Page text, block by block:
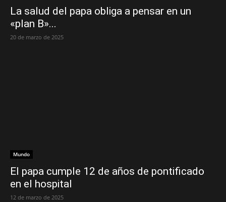
La salud del papa obliga a pensar en un
«plan B»...
20 de marzo de 2025
Mundo
El papa cumple 12 de años de pontificado
en el hospital
12 de marzo de 2025